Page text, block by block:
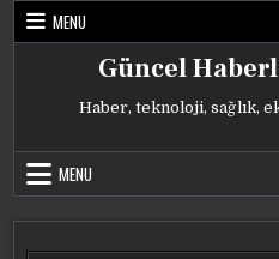
Skip
MENU
Güncel
Haber, teknoloji, sağlık,
MENU